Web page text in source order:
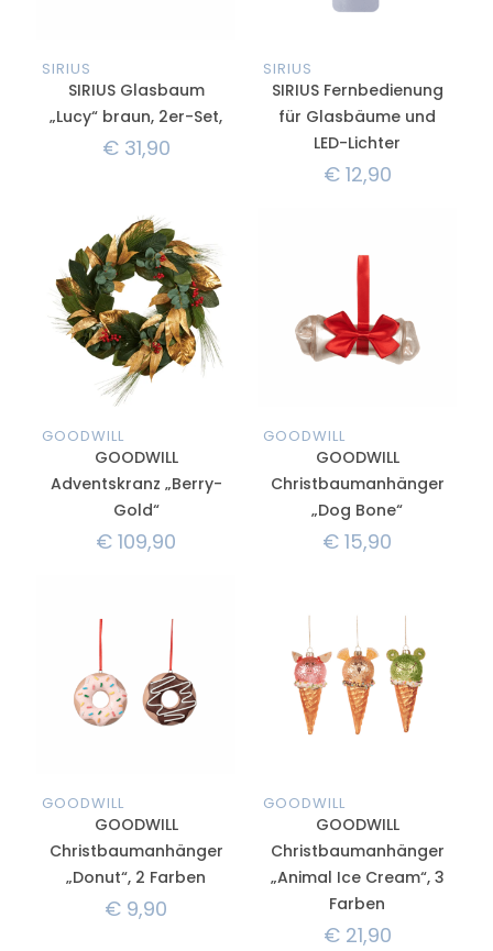
SIRIUS
SIRIUS Glasbaum
„Lucy“ braun, 2er-Set,
€31,90
SIRIUS
SIRIUS Fernbedienung
für Glasbäume und
LED-Lichter
€12,90
GOODWILL
GOODWILL
Adventskranz „Berry-
Gold“
€ 109,90
GOODWILL
GOODWILL
Christbaumanhänger
„Dog Bone“
€ 15,90
GOODWILL
GOODWILL
Christbaumanhänger
„Donut“, 2 Farben
€ 9,90
GOODWILL
GOODWILL
Christbaumanhänger
„Animal Ice Cream“, 3
Farben
€21,90